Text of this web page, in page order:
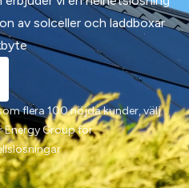
av solceller och laddboxar
flera 100 nöjda kunder, välj
Energy Group för